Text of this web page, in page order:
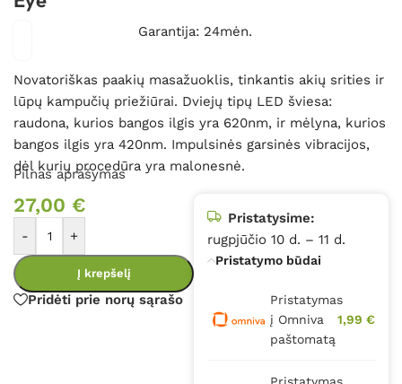
Garantija: 24mėn.
Novatoriškas paakių masažuoklis, tinkantis akių srities ir
lūpų kampučių priežiūrai. Dviejų tipų LED šviesa:
raudona, kurios bangos ilgis yra 620nm, ir mėlyna, kurios
bangos ilgis yra 420nm. Impulsinės garsinės vibracijos,
dėl kurių procedūra yra malonesnė.
Pilnas aprašymas
27,00 €
- +
Į krepšelį
Pridėti prie norų sąrašo
Pristatysime:
rugpjūčio 10 d. – 11 d.
Pristatymo būdai
Pristatymas
į Omniva
paštomatą
1,99 €